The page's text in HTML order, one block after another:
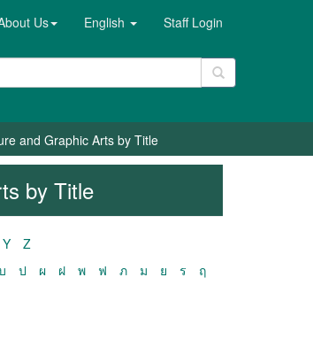
Us English Staff Login
and Graphic Arts by Title
by Title
Y
Z
ป ผ ฝ พ ฟ ภ ม ย ร
ฤ